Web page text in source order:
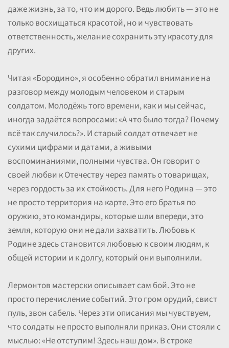
даже жизнь, за то, что им дорого. Ведь любить — это не
только восхищаться красотой, но и чувствовать
ответственность, желание сохранить эту красоту для
других.
Читая «Бородино», я особенно обратил внимание на
разговор между молодым человеком и старым
солдатом. Молодёжь того времени, как и мы сейчас,
иногда задаётся вопросами: «А что было тогда? Почему
всё так случилось?». И старый солдат отвечает не
сухими цифрами и датами, а живыми
воспоминаниями, полными чувства. Он говорит о
своей любви к Отечеству через память о товарищах,
через гордость за их стойкость. Для него Родина — это
не просто территория на карте. Это его братья по
оружию, это командиры, которые шли впереди, это
земля, которую они не дали захватить. Любовь к
Родине здесь становится любовью к своим людям, к
общей истории и к долгу, который они выполнили.
Лермонтов мастерски описывает сам бой. Это не
просто перечисление событий. Это гром орудий, свист
пуль, звон сабель. Через эти описания мы чувствуем,
что солдаты не просто выполняли приказ. Они стояли с
мыслью: «Не отступим! Здесь наш дом». В строке